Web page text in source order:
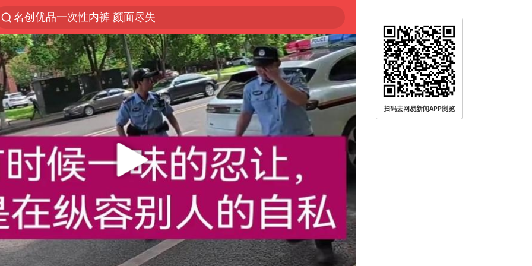
名创优品一次性内裤 颜面尽失
解锁各地夏日限定体验
视频丨中国东方电气集团原党组副书记、董事宋致远被查
四川宜宾市珙县发生3.4级地震
白海豚将正面袭击贯穿浙江
香港宏福苑火灾或由烟头引起
中国父女泰国骑摩托车坠崖1死1伤
浙江台州《告全体市民书》
上海多家景点临时闭园或调整运营时间
周末打虎 宋致远被查
台风白海豚实时路径
扫码去网易新闻APP浏览